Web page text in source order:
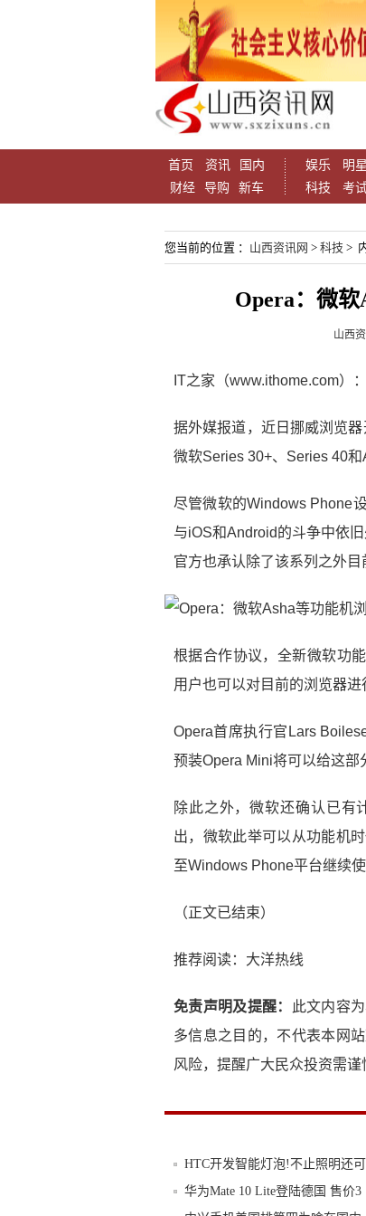
首页 资讯
国内
财经
导购 新车
娱乐 明星
科技
考
您当前的位置 ： 山西资讯网 > 科技 >
Opera：微
山西
IT之家（www.ithome.com）
据外媒报道，近日挪威浏览
微软Series 30+、Series 40和
尽管微软的Windows Phone
与iOS和Android的斗争中依
官方也承认除了该系列之外目
根据合作协议，全新微软功
用户也可以对目前的浏览器进
Opera首席执行官Lars
预装Opera Mini将可以给这部
除此之外，微软还确认已有
出，微软此举可以从功能机
至Windows Phone平台继续
（正文已结束）
推荐阅读： 大洋热线
免责声明及提醒：
此文内容
多信息之目的，不代表本网
风险，提醒广大民众投资需谨
HTC开发智能灯泡!不止照明还
华为Mate 10 Lite登陆德国 售价3